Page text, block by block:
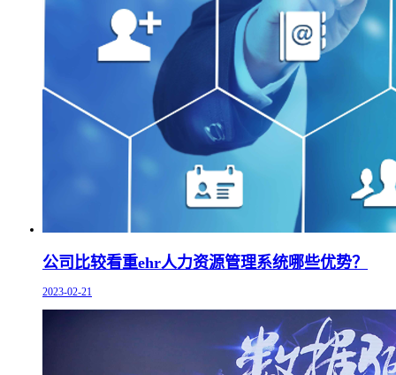
公司比较看重ehr人力资源管理系统哪些优势？
2023-02-21